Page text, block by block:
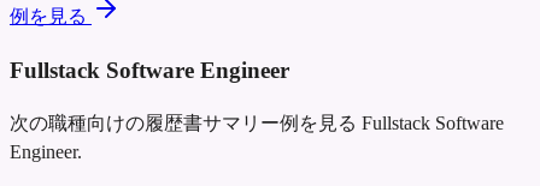
例を見る
Fullstack Software Engineer
次の職種向けの履歴書サマリー例を見る Fullstack Software
Engineer.